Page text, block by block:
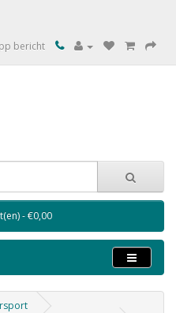
bericht
- €0,00